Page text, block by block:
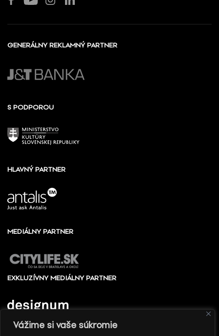
Vážime si vaše súkromie
GENERÁLNY REKLAMNÝ PARTNER
S PODPOROU
HLAVNÝ PARTNER
MEDIÁLNY PARTNER
EXKLUZÍVNY MEDIÁLNY PARTNER